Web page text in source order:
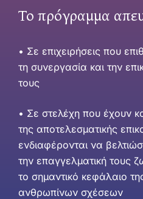
Το πρόγραμμα
• Σε επιχειρήσεις που
τη συνεργασία και την
τους
• Σε στελέχη που έχουν
της αποτελεσματικής
ενδιαφέρονται να
την επαγγελματική τους
το σημαντικό κεφάλαιο
ανθρωπίνων σχέσεων